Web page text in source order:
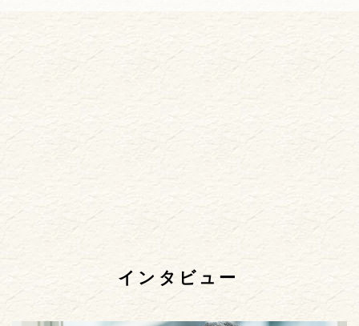
インタビュー